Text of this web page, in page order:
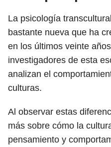
La psicología
bastante nueva que ha
en los últimos veinte
investigadores de esta
analizan el
culturas.
Al observar estas
más sobre cómo la
pensamiento y